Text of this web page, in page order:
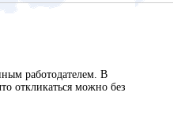
работодателем. В
откликаться можно без